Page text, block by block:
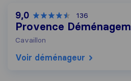
9,0 136
Provence
Cavaillon
Voir déménageur